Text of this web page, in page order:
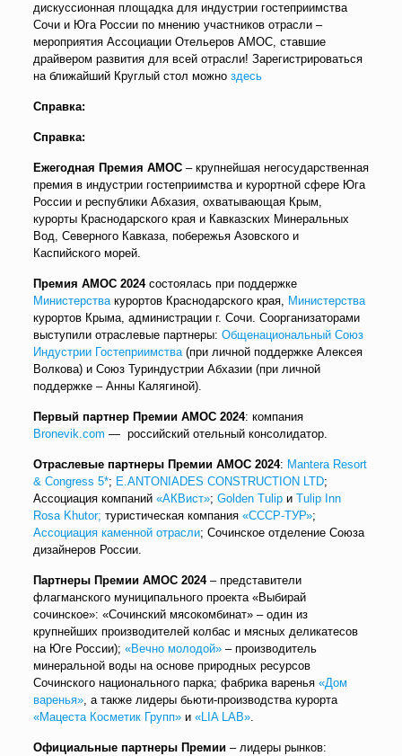
дискуссионная площадка для индустрии гостеприимства
Сочи и Юга России по мнению участников отрасли –
мероприятия Ассоциации Отельеров АМОС, ставшие
драйвером развития для всей отрасли! Зарегистрироваться
на ближайший Круглый стол можно здесь
Справка:
Справка:
Ежегодная Премия АМОС – крупнейшая негосударственная
премия в индустрии гостеприимства и курортной сфере Юга
России и республики Абхазия, охватывающая Крым,
курорты Краснодарского края и Кавказских Минеральных
Вод, Северного Кавказа, побережья Азовского и
Каспийского морей.
Премия АМОС 2024 состоялась при поддержке
Министерствакурортов Краснодарского края, Министерства
курортов Крыма, администрации г. Сочи. Соорганизаторами
выступили отраслевые партнеры: Общенациональный Союз
Индустрии Гостеприимства(при личной поддержке Алексея
Волкова) и Союз Туриндустрии Абхазии (при личной
поддержке – Анны Калягиной).
Первый партнер Премии АМОС 2024: компания
Bronevik.com — российский отельный консолидатор.
Отраслевые партнеры Премии АМОС 2024: Mantera Resort
& Congress 5*; E.ANTONIADES CONSTRUCTION LTD;
Ассоциация компаний «АКВист»; Golden Tulipи Tulip Inn
Rosa Khutor; туристическая компания «СССР-ТУР»;
Ассоциация каменной отрасли; Сочинское отделение Союза
дизайнеров России.
Партнеры Премии АМОС 2024– представители
флагманского муниципального проекта «Выбирай
сочинское»: «Сочинский мясокомбинат» – один из
крупнейших производителей колбас и мясных деликатесов
на Юге России); «Вечно молодой»– производитель
минеральной воды на основе природных ресурсов
Сочинского национального парка; фабрика варенья «Дом
варенья», а также лидеры бьюти-производства курорта
«Мацеста Косметик Групп»и «LIA LAB».
Официальные партнеры Премии– лидеры рынков: